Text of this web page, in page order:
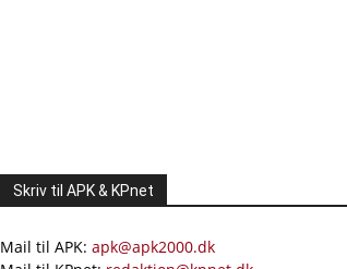
Skriv til APK & KPnet
Mail til APK: apk@apk2000.dk